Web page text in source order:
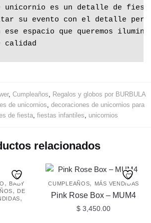
unicornio es un detalle de fiesta
su evento con el detalle
ese espacio que queremos
calidad
, Cumpleaños
Regalos y globos por BURBULA
de unicornios decoraciones de unicornios para
de fiesta fiestas infantiles unicornios
relacionados
,
BABY
,
DE
,
CUMPLEAÑOS, MÁS VENDIDAS
Pink Rose Box – MUM4
$ 3,450.00